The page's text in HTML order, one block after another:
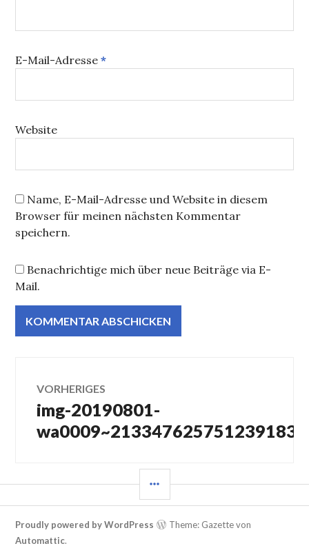
E-Mail-Adresse*
Website
Name, E-Mail-Adresse und Website in diesem
Browser für meinen nächsten Kommentar
speichern.
Benachrichtige mich über neue Beiträge via E-
Mail.
Beitragsnavigation
VORHERIGES
Vorheriger
Beitrag:
img-20190801-
Proudly powered by WordPress
Theme: Gazette von
Automattic.